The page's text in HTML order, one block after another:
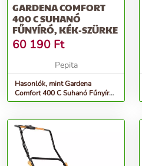
GARDENA COMFORT
400 C SUHANÓ
FŰNYÍRÓ, KÉK-SZÜRKE
60 190 Ft
Pepita
Hasonlók, mint Gardena
Comfort 400 C Suhanó Fűnyíró,
Kék-Szürke